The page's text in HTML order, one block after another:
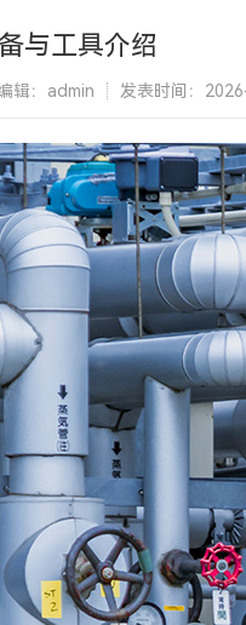
与工具介绍
辑：admin 发表时间：